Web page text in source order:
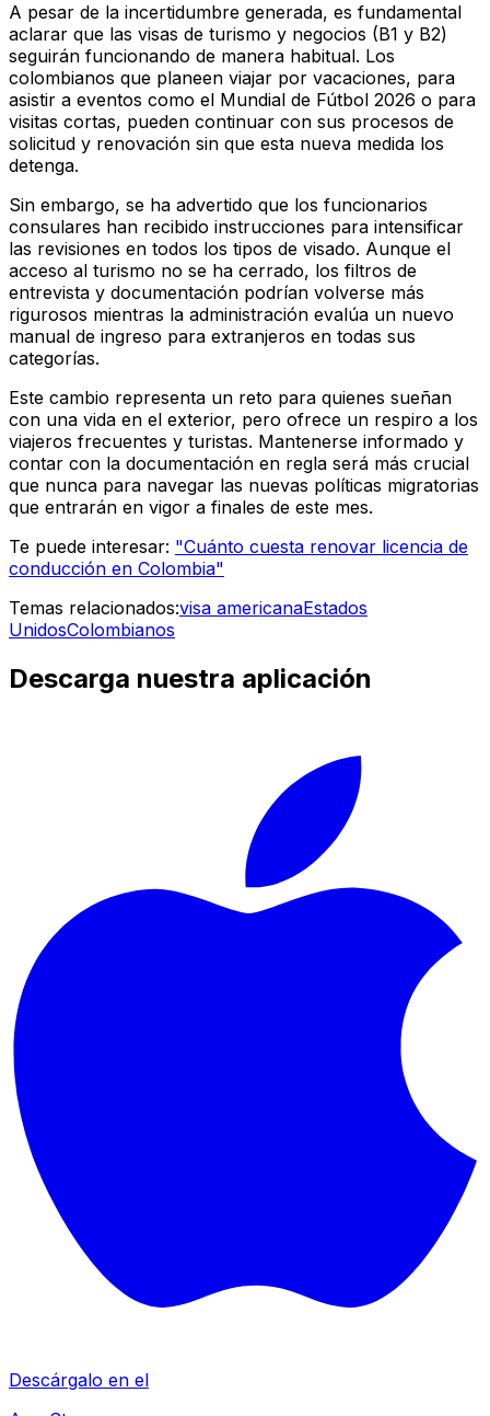
A pesar de la incertidumbre generada, es fundamental
aclarar que las visas de turismo y negocios (B1 y B2)
seguirán funcionando de manera habitual. Los
colombianos que planeen viajar por vacaciones, para
asistir a eventos como el Mundial de Fútbol 2026 o para
visitas cortas, pueden continuar con sus procesos de
solicitud y renovación sin que esta nueva medida los
detenga.
Sin embargo, se ha advertido que los funcionarios
consulares han recibido instrucciones para intensificar
las revisiones en todos los tipos de visado. Aunque el
acceso al turismo no se ha cerrado, los filtros de
entrevista y documentación podrían volverse más
rigurosos mientras la administración evalúa un nuevo
manual de ingreso para extranjeros en todas sus
categorías.
Este cambio representa un reto para quienes sueñan
con una vida en el exterior, pero ofrece un respiro a los
viajeros frecuentes y turistas. Mantenerse informado y
contar con la documentación en regla será más crucial
que nunca para navegar las nuevas políticas migratorias
que entrarán en vigor a finales de este mes.
Te puede interesar: "Cuánto cuesta renovar licencia de
conducción en Colombia"
Temas relacionados:visa americanaEstados
UnidosColombianos
Descarga nuestra aplicación
Descárgalo en el